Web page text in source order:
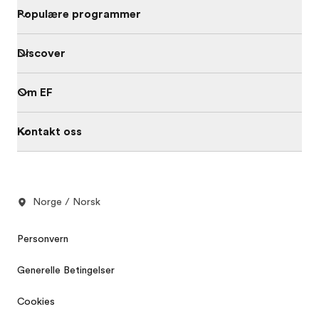
Populære programmer
Discover
Om EF
Kontakt oss
Norge / Norsk
Personvern
Generelle Betingelser
Cookies